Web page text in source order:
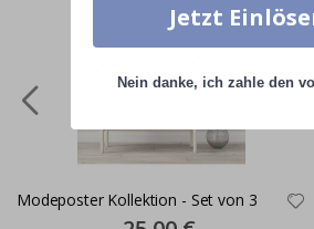
Modeposter Kollektion - Set von 3
Special
Jetzt
Nein danke, ich zahle den